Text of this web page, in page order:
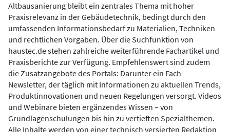
Altbausanierung bleibt ein zentrales Thema mit hoher
Praxisrelevanz in der Gebäudetechnik, bedingt durch den
umfassenden Informationsbedarf zu Materialien, Techniken
und rechtlichen Vorgaben. Über die Suchfunktion von
haustec.de stehen zahlreiche weiterführende Fachartikel und
Praxisberichte zur Verfügung. Empfehlenswert sind zudem
die Zusatzangebote des Portals: Darunter ein Fach-
Newsletter, der täglich mit Informationen zu aktuellen Trends,
Produktinnovationen und neuen Regelungen versorgt. Videos
und Webinare bieten ergänzendes Wissen – von
Grundlagenschulungen bis hin zu vertieften Spezialthemen.
Alle Inhalte werden von einer technisch versierten Redaktion